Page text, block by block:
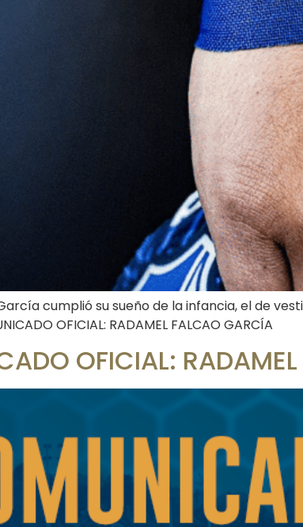
cumplió su sueño de la infancia, el de
OFICIAL: RADAMEL FALCAO GARCÍA
OFICIAL: